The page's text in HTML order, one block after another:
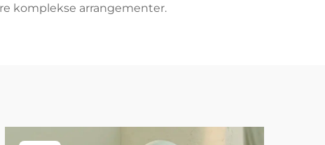
komplekse arrangementer.